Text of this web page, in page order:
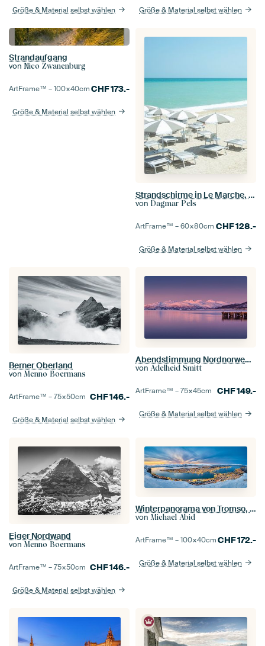
Größe & Material selbst wählen Größe & Material selbst wählen
Strandaufgang
von Nico Zwanenburg
ArtFrame™ –100×40cmCHF173.-
Größe & Material selbst wählen
Strandschirme in Le Marche, Italien - Reisefotografie
von Dagmar Pels
ArtFrame™ –60×80cm CHF128.-
Größe & Material selbst wählen
Berner Oberland
von Menno Boermans
ArtFrame™ –75×50cm CHF146.-
Größe & Material selbst wählen
Abendstimmung Nordnorwegen
von Adelheid Smitt
ArtFrame™ –75×45cm CHF149.-
Größe & Material selbst wählen
Eiger Nordwand
von Menno Boermans
ArtFrame™ –75×50cm CHF146.-
Größe & Material selbst wählen
Winterpanorama von Tromso, Norwegen
von Michael Abid
ArtFrame™ –100×40cmCHF172.-
Größe & Material selbst wählen